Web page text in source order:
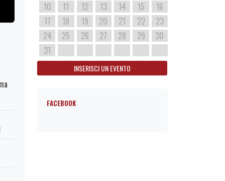
10
11 12 13 14 15
16
17
18 19 20 21 22
23
24
25 26 27 28 29
30
31
INSERISCI UN EVENTO
FACEBOOK